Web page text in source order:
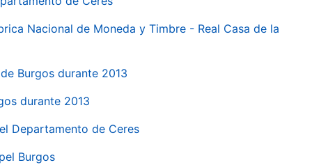
Nacional de Moneda y Timbre - Real Casa de la
Burgos durante 2013
durante 2013
Departamento de Ceres
Burgos